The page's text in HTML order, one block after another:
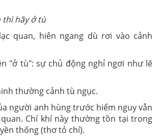
thì hãy ở tù
quan, hiên ngang dù rơi vào cảnh
"ở tù": sự chủ động nghỉ ngơi như lẽ
thường cảnh tù ngục.
người anh hùng trước hiểm nguy vẫn
Chí khí này thường tồn tại trong
thống (thơ tỏ chí).